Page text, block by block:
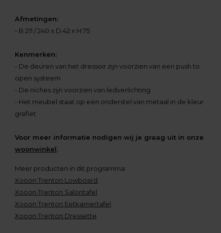
Afmetingen:
- B 211 / 240 x D 42 x H 75
Kenmerken:
- De deuren van het dressoir zijn voorzien van een push to
open systeem
- De niches zijn voorzien van ledverlichting
- Het meubel staat op een onderstel van metaal in de kleur
grafiet
Voor meer informatie nodigen wij je graag uit in onze
woonwinkel.
Meer producten in dit programma:
Xooon Trenton Lowboard
Xooon Trenton Salontafel
Xooon Trenton Eetkamertafel
Xooon Trenton Dressette